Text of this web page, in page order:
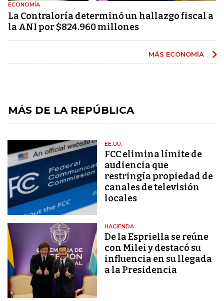
ECONOMÍA
La Contraloría determinó un hallazgo fiscal a
la ANI por $824.960 millones
MÁS ECONOMÍA
MÁS DE LA REPÚBLICA
EE.UU.
FCC elimina límite de
audiencia que
restringía propiedad de
canales de televisión
locales
HACIENDA
De la Espriella se reúne
con Milei y destacó su
influencia en su llegada
a la Presidencia